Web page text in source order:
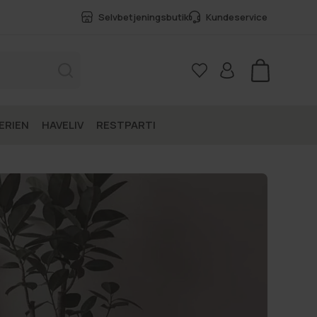
Selvbetjeningsbutik Kundeservice
Kurv
HAVELIV RESTPARTI